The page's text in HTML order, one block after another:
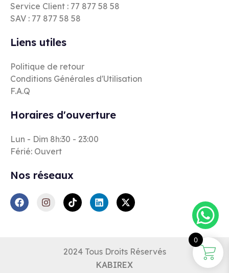
Service Client : 77 877 58 58
SAV : 77 877 58 58
Liens utiles
Politique de retour
Conditions Générales d'Utilisation
F.A.Q
Horaires d'ouverture
Lun - Dim 8h:30 - 23:00
Férié: Ouvert
Nos réseaux
2024 Tous Droits Réservés
KABIREX
0